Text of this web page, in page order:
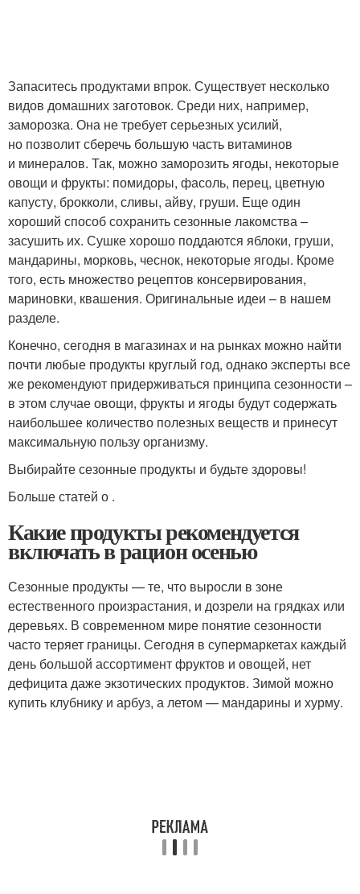
Запаситесь продуктами впрок. Существует несколько
видов домашних заготовок. Среди них, например,
заморозка. Она не требует серьезных усилий,
но позволит сберечь большую часть витаминов
и минералов. Так, можно заморозить ягоды, некоторые
овощи и фрукты: помидоры, фасоль, перец, цветную
капусту, брокколи, сливы, айву, груши. Еще один
хороший способ сохранить сезонные лакомства –
засушить их. Сушке хорошо поддаются яблоки, груши,
мандарины, морковь, чеснок, некоторые ягоды. Кроме
того, есть множество рецептов консервирования,
мариновки, квашения. Оригинальные идеи – в нашем
разделе.
Конечно, сегодня в магазинах и на рынках можно найти
почти любые продукты круглый год, однако эксперты все
же рекомендуют придерживаться принципа сезонности –
в этом случае овощи, фрукты и ягоды будут содержать
наибольшее количество полезных веществ и принесут
максимальную пользу организму.
Выбирайте сезонные продукты и будьте здоровы!
Больше статей о .
Какие продукты рекомендуется
включать в рацион осенью
Сезонные продукты — те, что выросли в зоне
естественного произрастания, и дозрели на грядках или
деревьях. В современном мире понятие сезонности
часто теряет границы. Сегодня в супермаркетах каждый
день большой ассортимент фруктов и овощей, нет
дефицита даже экзотических продуктов. Зимой можно
купить клубнику и арбуз, а летом — мандарины и хурму.